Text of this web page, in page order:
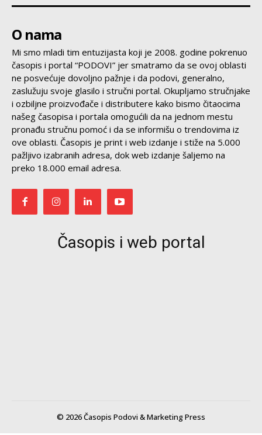
O nama
Mi smo mladi tim entuzijasta koji je 2008. godine pokrenuo
časopis i portal “PODOVI” jer smatramo da se ovoj oblasti
ne posvećuje dovoljno pažnje i da podovi, generalno,
zaslužuju svoje glasilo i stručni portal. Okupljamo stručnjake
i ozbiljne proizvođače i distributere kako bismo čitaocima
našeg časopisa i portala omogućili da na jednom mestu
pronađu stručnu pomoć i da se informišu o trendovima iz
ove oblasti. Časopis je print i web izdanje i stiže na 5.000
pažljivo izabranih adresa, dok web izdanje šaljemo na
preko 18.000 email adresa.
Časopis i web portal
© 2026 Časopis Podovi & Marketing Press